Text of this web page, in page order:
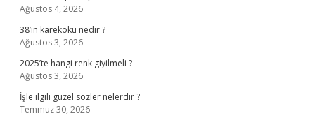
Ağustos 4, 2026
38’in karekökü nedir ?
Ağustos 3, 2026
2025’te hangi renk giyilmeli ?
Ağustos 3, 2026
İşle ilgili güzel sözler nelerdir ?
Temmuz 30, 2026